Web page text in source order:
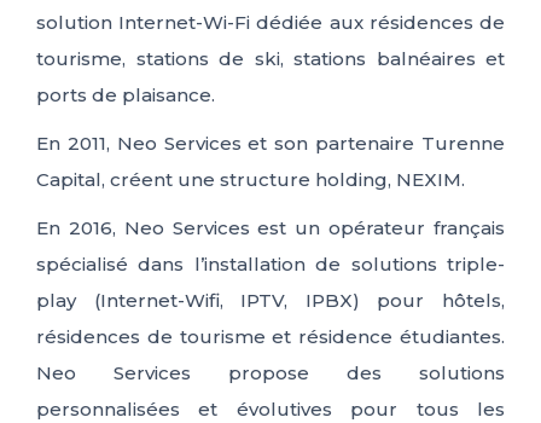
solution Internet-Wi-Fi dédiée aux résidences de
tourisme, stations de ski, stations balnéaires et
ports de plaisance.
En 2011, Neo Services et son partenaire Turenne
Capital, créent une structure holding, NEXIM.
En 2016, Neo Services est un opérateur français
spécialisé dans l’installation de solutions triple-
play (Internet-Wifi, IPTV, IPBX) pour hôtels,
résidences de tourisme et résidence étudiantes.
Neo Services propose des solutions
personnalisées et évolutives pour tous les